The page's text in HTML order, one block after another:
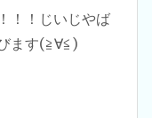
！！じいじやば
ます(≧∀≦)